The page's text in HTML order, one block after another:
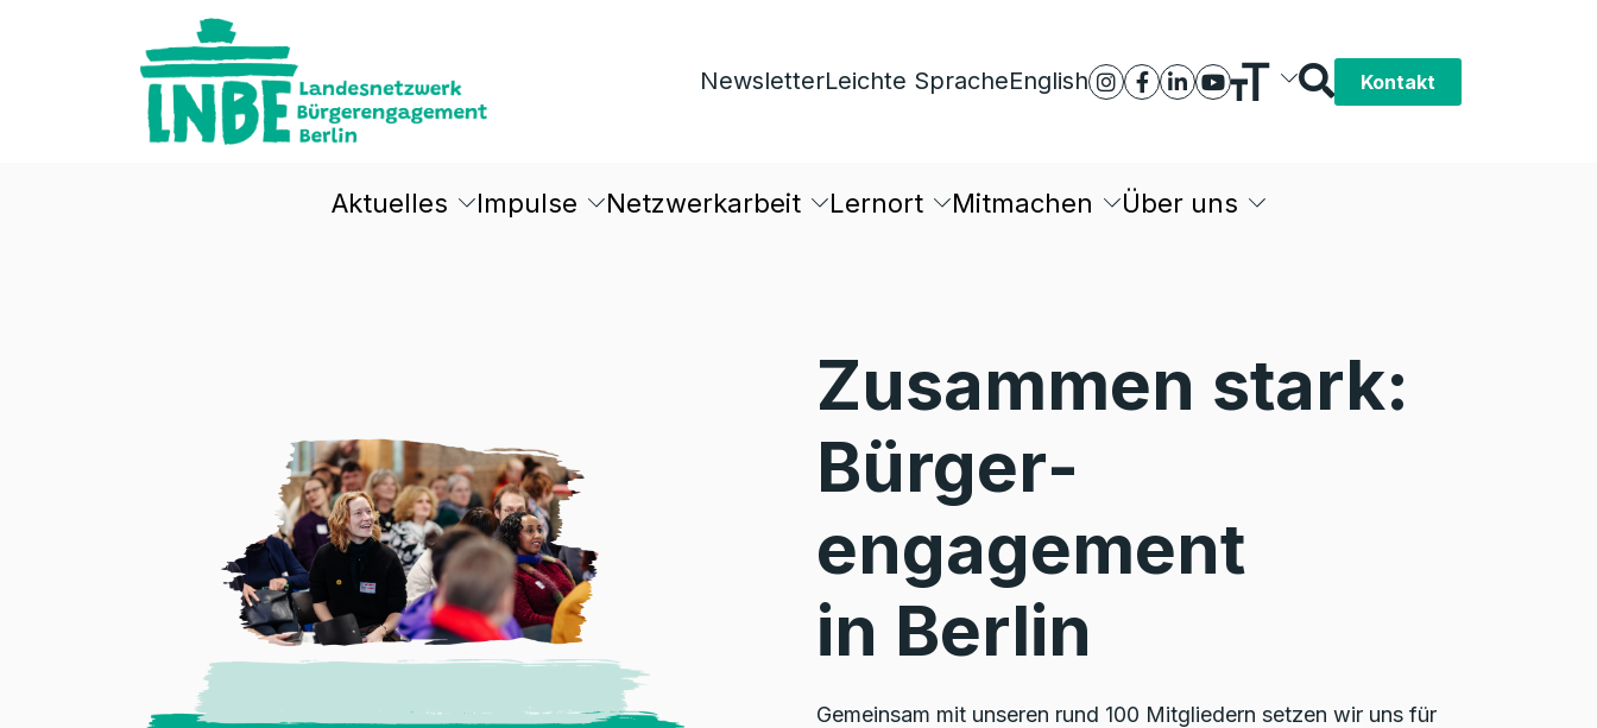
NewsletterLeichte SpracheEnglish Kontakt
Aktuelles Impulse Netzwerkarbeit Lernort Mitmachen Über uns
Zusammen stark:
Bürger­
engagement
in Berlin
Gemeinsam mit unseren rund 100 Mitgliedern setzen wir uns für